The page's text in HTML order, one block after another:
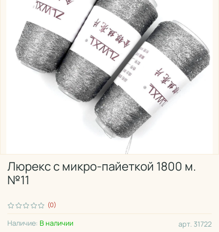
(0)
арт. 31722
Наличие: В наличии
Люрекс с микро-пайеткой 1800 м.
№11